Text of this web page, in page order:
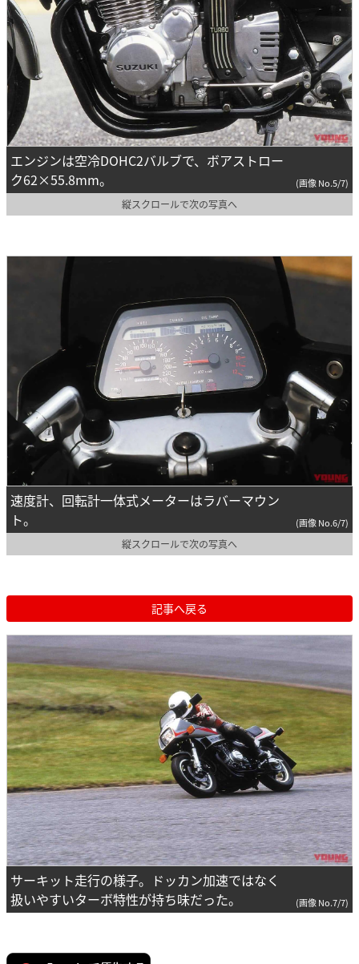
エンジンは空冷DOHC2バルブで、ボアストロー
ク62×55.8mm。
(画像 No.5/7)
縦スクロールで次の写真へ
速度計、回転計一体式メーターはラバーマウン
ト。
(画像 No.6/7)
縦スクロールで次の写真へ
記事へ戻る
サーキット走行の様子。ドッカン加速ではなく
扱いやすいターボ特性が持ち味だった。
(画像 No.7/7)